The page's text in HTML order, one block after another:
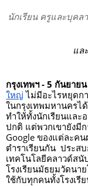
นักเรียน ครูและบุคล
แล
กรุงเทพฯ - 5 กันยาย
ใหญ่ ไม่มีอะไรหยุดก
ในกรุงเทพมหานคร
ทำให้ทั้งนักเรียนและ
ปกติ แต่พวกเขายังมี
Google ของแต่ละค
ตำราเรียนกัน  ประ
เทคโนโลยีคลาวด์สนั
โรงเรียนมัธยมวัดนา
ใช้กับทุกคนทั้งโรงเรี